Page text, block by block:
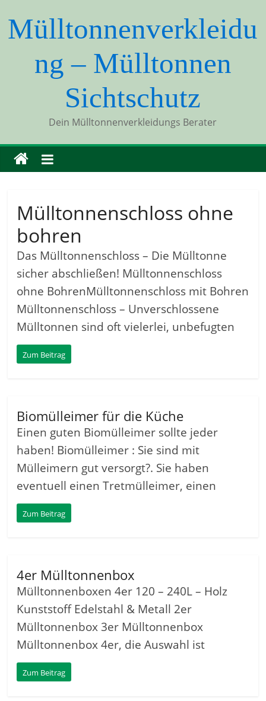
Mülltonnenverkleidu
ng – Mülltonnen
Sichtschutz
Dein Mülltonnenverkleidungs Berater
Mülltonnenschloss ohne
bohren
Das Mülltonnenschloss – Die Mülltonne
sicher abschließen! Mülltonnenschloss
ohne BohrenMülltonnenschloss mit Bohren
Mülltonnenschloss – Unverschlossene
Mülltonnen sind oft vielerlei, unbefugten
Zum Beitrag
Biomülleimer für die Küche
Einen guten Biomülleimer sollte jeder
haben! Biomülleimer : Sie sind mit
Mülleimern gut versorgt?. Sie haben
eventuell einen Tretmülleimer, einen
Zum Beitrag
4er Mülltonnenbox
Mülltonnenboxen 4er 120 – 240L – Holz
Kunststoff Edelstahl & Metall 2er
Mülltonnenbox 3er Mülltonnenbox
Mülltonnenbox 4er, die Auswahl ist
Zum Beitrag